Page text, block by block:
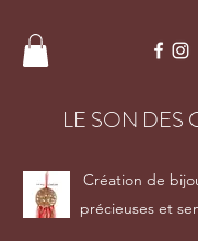
LE SON DES
Création de
précieuses et